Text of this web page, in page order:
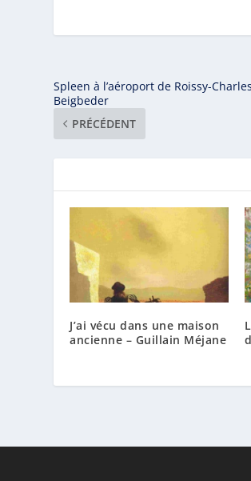
Spleen à l’aéroport de Roissy-
Beigbeder
PRÉCÉDENT
J’ai vécu dans une maison
ancienne – Guillain Méjane